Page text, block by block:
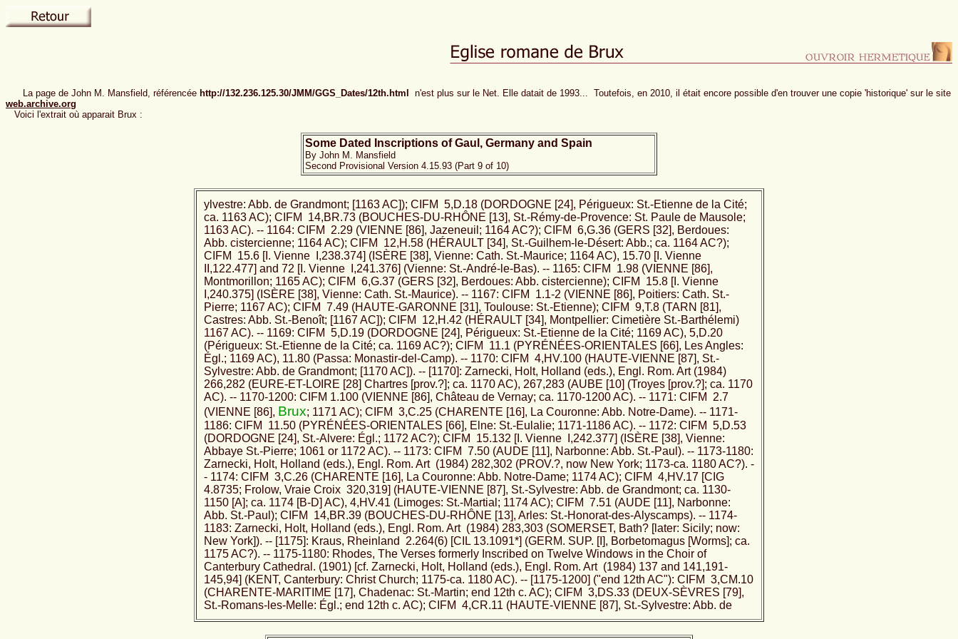
La page de John M. Mansfield, référencée http://132.236.125.30/JMM/GGS_Dates/12th.html
n'est plus sur le Net. Elle datait de 1993... Toutefois, en 2010, il était encore possible d'en trouver une copie 'historique' sur le site
web.archive.org
Voici l'extrait où apparait Brux :
Some Dated Inscriptions of Gaul, Germany and Spain
By John M. Mansfield
Second Provisional Version 4.15.93 (Part 9 of 10)
ylvestre: Abb. de Grandmont; [1163 AC]); CIFM 5,D.18 (DORDOGNE [24], Périgueux: St.-Etienne de la Cité;
ca. 1163 AC); CIFM 14,BR.73 (BOUCHES-DU-RHÔNE [13], St.-Rémy-de-Provence: St. Paule de Mausole;
1163 AC). -- 1164: CIFM 2.29 (VIENNE [86], Jazeneuil; 1164 AC?); CIFM 6,G.36 (GERS [32], Berdoues:
Abb. cistercienne; 1164 AC); CIFM 12,H.58 (HÉRAULT [34], St.-Guilhem-le-Désert: Abb.; ca. 1164 AC?);
CIFM 15.6 [I. Vienne I,238.374] (ISÈRE [38], Vienne: Cath. St.-Maurice; 1164 AC), 15.70 [I. Vienne
II,122.477] and 72 [I. Vienne I,241.376] (Vienne: St.-André-le-Bas). -- 1165: CIFM 1.98 (VIENNE [86],
Montmorillon; 1165 AC); CIFM 6,G.37 (GERS [32], Berdoues: Abb. cistercienne); CIFM 15.8 [I. Vienne
I,240.375] (ISÈRE [38], Vienne: Cath. St.-Maurice). -- 1167: CIFM 1.1-2 (VIENNE [86], Poitiers: Cath. St.-
Pierre; 1167 AC); CIFM 7.49 (HAUTE-GARONNE [31], Toulouse: St.-Etienne); CIFM 9,T.8 (TARN [81],
Castres: Abb. St.-Benoît; [1167 AC]); CIFM 12,H.42 (HÉRAULT [34], Montpellier: Cimetière St.-Barthélemi)
1167 AC). -- 1169: CIFM 5,D.19 (DORDOGNE [24], Périgueux: St.-Etienne de la Cité; 1169 AC), 5,D.20
(Périgueux: St.-Etienne de la Cité; ca. 1169 AC?); CIFM 11.1 (PYRÉNÉES-ORIENTALES [66], Les Angles:
Égl.; 1169 AC), 11.80 (Passa: Monastir-del-Camp). -- 1170: CIFM 4,HV.100 (HAUTE-VIENNE [87], St.-
Sylvestre: Abb. de Grandmont; [1170 AC]). -- [1170]: Zarnecki, Holt, Holland (eds.), Engl. Rom. Art (1984)
266,282 (EURE-ET-LOIRE [28] Chartres [prov.?]; ca. 1170 AC), 267,283 (AUBE [10] (Troyes [prov.?]; ca. 1170
AC). -- 1170-1200: CIFM 1.100 (VIENNE [86], Château de Vernay; ca. 1170-1200 AC). -- 1171: CIFM 2.7
(VIENNE [86], Brux; 1171 AC); CIFM 3,C.25 (CHARENTE [16], La Couronne: Abb. Notre-Dame). -- 1171-
1186: CIFM 11.50 (PYRÉNÉES-ORIENTALES [66], Elne: St.-Eulalie; 1171-1186 AC). -- 1172: CIFM 5,D.53
(DORDOGNE [24], St.-Alvere: Égl.; 1172 AC?); CIFM 15.132 [I. Vienne I,242.377] (ISÈRE [38], Vienne:
Abbaye St.-Pierre; 1061 or 1172 AC). -- 1173: CIFM 7.50 (AUDE [11], Narbonne: Abb. St.-Paul). -- 1173-1180:
Zarnecki, Holt, Holland (eds.), Engl. Rom. Art (1984) 282,302 (PROV.?, now New York; 1173-ca. 1180 AC?). -
- 1174: CIFM 3,C.26 (CHARENTE [16], La Couronne: Abb. Notre-Dame; 1174 AC); CIFM 4,HV.17 [CIG
4.8735; Frolow, Vraie Croix 320,319] (HAUTE-VIENNE [87], St.-Sylvestre: Abb. de Grandmont; ca. 1130-
1150 [A]; ca. 1174 [B-D] AC), 4,HV.41 (Limoges: St.-Martial; 1174 AC); CIFM 7.51 (AUDE [11], Narbonne:
Abb. St.-Paul); CIFM 14,BR.39 (BOUCHES-DU-RHÔNE [13], Arles: St.-Honorat-des-Alyscamps). -- 1174-
1183: Zarnecki, Holt, Holland (eds.), Engl. Rom. Art (1984) 283,303 (SOMERSET, Bath? [later: Sicily; now:
New York]). -- [1175]: Kraus, Rheinland 2.264(6) [CIL 13.1091*] (GERM. SUP. [I], Borbetomagus [Worms]; ca.
1175 AC?). -- 1175-1180: Rhodes, The Verses formerly Inscribed on Twelve Windows in the Choir of
Canterbury Cathedral. (1901) [cf. Zarnecki, Holt, Holland (eds.), Engl. Rom. Art (1984) 137 and 141,191-
145,94] (KENT, Canterbury: Christ Church; 1175-ca. 1180 AC). -- [1175-1200] ("end 12th AC"): CIFM 3,CM.10
(CHARENTE-MARITIME [17], Chadenac: St.-Martin; end 12th c. AC); CIFM 3,DS.33 (DEUX-SÈVRES [79],
St.-Romans-les-Melle: Égl.; end 12th c. AC); CIFM 4,CR.11 (HAUTE-VIENNE [87], St.-Sylvestre: Abb. de